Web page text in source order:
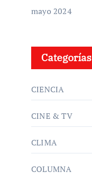
mayo 2024
Categorías
CIENCIA
CINE & TV
CLIMA
COLUMNA